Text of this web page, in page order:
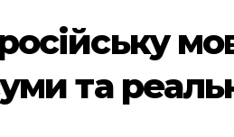
та